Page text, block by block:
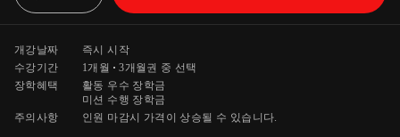
개강날짜
즉시 시작
수강기간
1개월 3개월 권 중 선택
장학혜택
활동 우수 장학금
미션 수행 장학금
주의사항
인원 마감시 가격이 상승될 수 있습니다.